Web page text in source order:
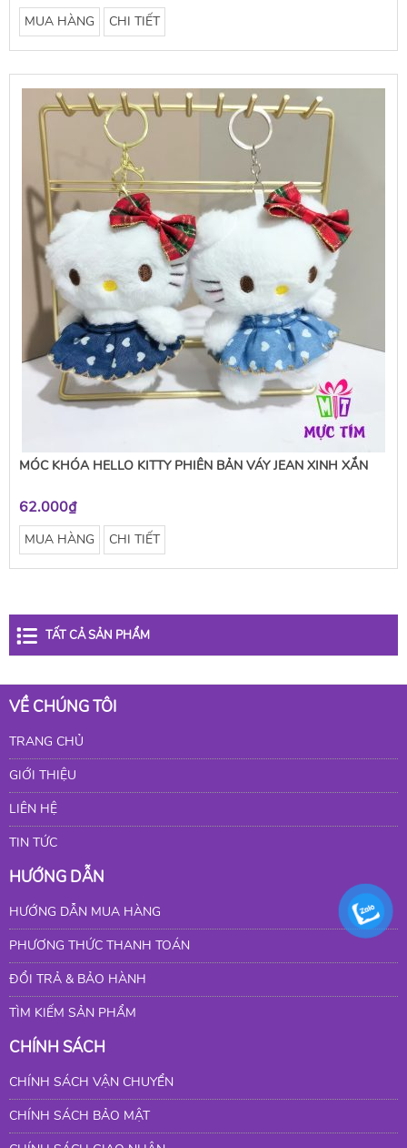
MUA HÀNG CHI TIẾT
MÓC KHÓA HELLO KITTY PHIÊN BẢN VÁY JEAN XINH XẮN
62.000₫
MUA HÀNG CHI TIẾT
TẤT CẢ SẢN PHẨM
VỀ CHÚNG TÔI
TRANG CHỦ
GIỚI THIỆU
LIÊN HỆ
TIN TỨC
HƯỚNG DẪN
HƯỚNG DẪN MUA HÀNG
PHƯƠNG THỨC THANH TOÁN
ĐỔI TRẢ & BẢO HÀNH
TÌM KIẾM SẢN PHẨM
CHÍNH SÁCH
CHÍNH SÁCH VẬN CHUYỂN
CHÍNH SÁCH BẢO MẬT